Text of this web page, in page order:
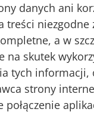
danych ani
treści niezgodne
a w
na skutek
tych informacji,
strony
połączenie